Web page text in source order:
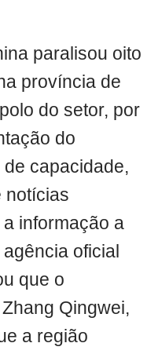
paralisou oito
província de
do setor, por
do
capacidade,
notícias
informação a
oficial
que o
Qingwei,
a região